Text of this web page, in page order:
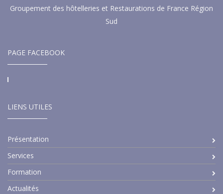
Groupement des hôtelleries et Restaurations de France Région
Sud
PAGE FACEBOOK
LIENS UTILES
Présentation
Services
Formation
Actualités